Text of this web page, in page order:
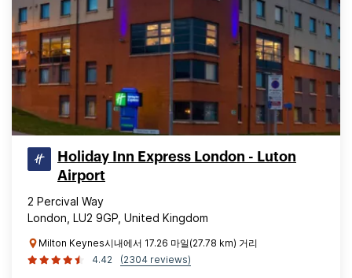
Holiday Inn Express London - Luton
Airport
2 Percival Way
London, LU2 9GP, United Kingdom
Milton Keynes시내에서 17.26 마일(27.78 km) 거리
4.42
(2304 reviews)